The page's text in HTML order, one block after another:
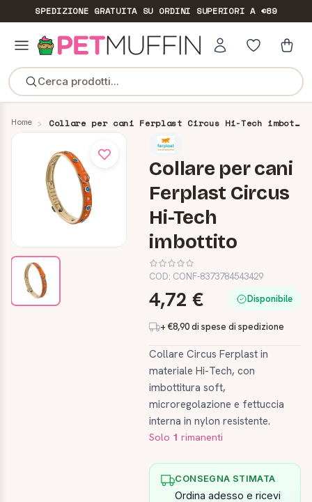
SPEDIZIONE GRATUITASU ORDINI SUPERIORI A €89
Cerca prodotti...
Home Collare per cani Ferplast Circus Hi-Tech imbottito
Collare per cani
Ferplast Circus
Hi-Tech
imbottito
COD: CONF-8373784543429
4,72 € Disponibile
+ €8,90 di spese di spedizione
Collare Circus Ferplast in
materiale Hi-Tech, con
imbottitura soft,
microregolazione e fettuccia
interna in nylon resistente.
Solo 1 rimanenti
CONSEGNA STIMATA
Ordina adesso e ricevi